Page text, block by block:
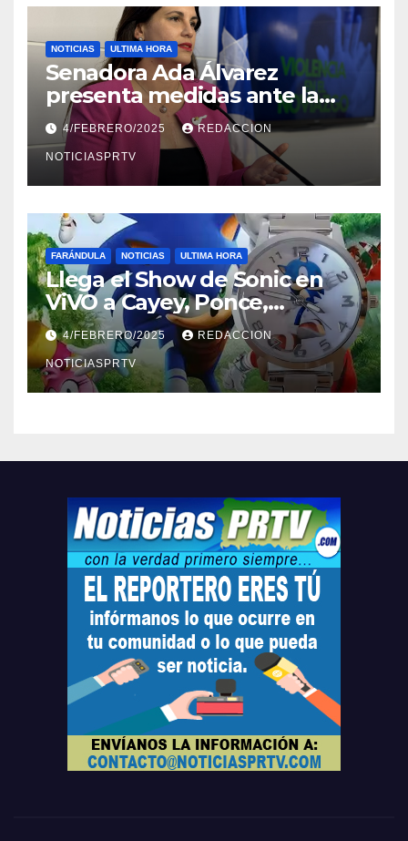
NOTICIAS ULTIMA HORA
Senadora Ada Álvarez
presenta medidas ante la
violencia en el noviazgo
4/FEBRERO/2025 REDACCION
NOTICIASPRTV
FARÁNDULA NOTICIAS ULTIMA HORA
Llega el Show de Sonic en
ViVO a Cayey, Ponce,
Barceloneta y Humacao,
Relojes gratis para el que
compre ahora….
4/FEBRERO/2025 REDACCION
NOTICIASPRTV